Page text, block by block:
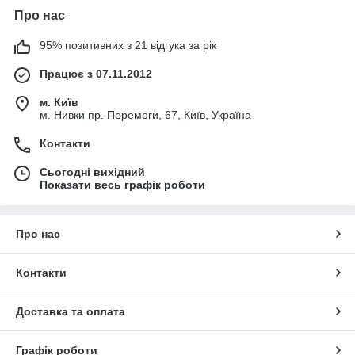
Про нас
95% позитивних з 21 відгука за рік
Працює з 07.11.2012
м. Київ
м. Нивки пр. Перемоги, 67, Київ, Україна
Контакти
Сьогодні вихідний
Показати весь графік роботи
Про нас
Контакти
Доставка та оплата
Графік роботи